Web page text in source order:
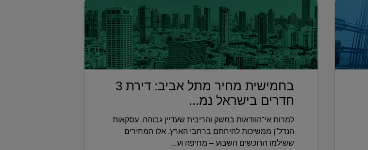
בחמישית מחיר מתל אביב: דירת 3
חדרים בישראל נמ...
למרות אי־הוודאות במשק והריבית שעדיין גבוהה, עסקאות
הנדל"ן ממשיכות להיחתם ברחבי הארץ. אלו המחירים
ששילמו הרוכשים השבוע – מחיפה וע...